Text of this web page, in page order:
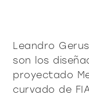
Moderno
Sillas
Sofás y
Home
Villa
B2B
Editoriales
Notas de
¿es usted
contract y
Leandro
son los
proyectado
curvado de